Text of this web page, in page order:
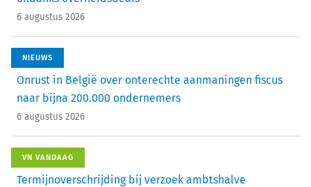
6 augustus 2026
NIEUWS
Onrust in België over onterechte aanmaningen fiscus
naar bijna 200.000 ondernemers
6 augustus 2026
VN VANDAAG
Termijnoverschrijding bij verzoek ambtshalve